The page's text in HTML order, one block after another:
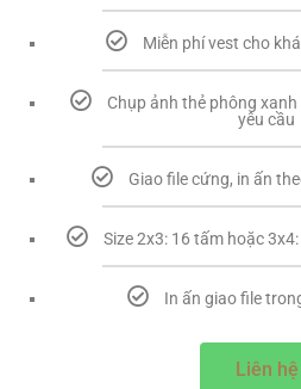
Miễn phí vest cho
Chụp ảnh thẻ phông
yêu cầu
Giao file cứng, in ấn
Size 2x3: 16 tấm hoặc
In ấn giao file
Liên hệ